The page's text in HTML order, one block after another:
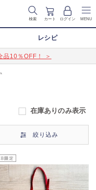
検索 カート ログイン MENU
レシピ
品10％OFF！ ＞
在庫ありのみ表示
絞り込み